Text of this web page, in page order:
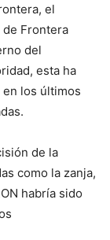
el
Frontera
del
esta ha
los últimos
de la
como la zanja,
habría sido